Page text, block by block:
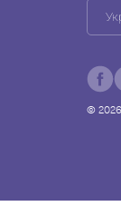
© 2026